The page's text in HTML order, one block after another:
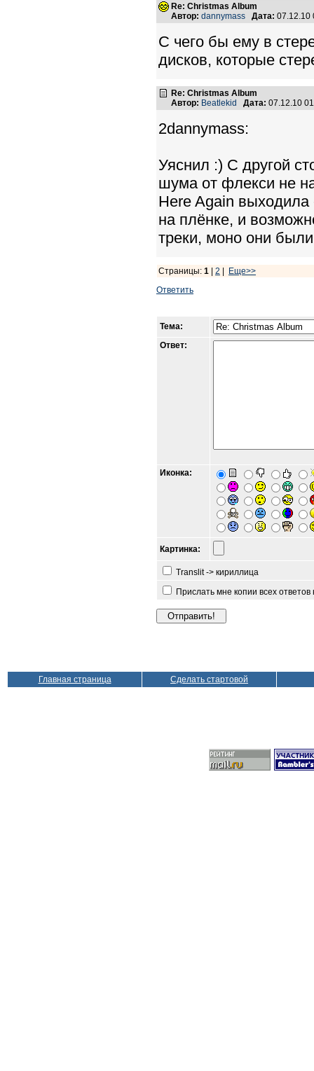
Re: Christmas Album
Автор: dannymass Дата:
С чего бы ему в
дисков, которые
Re: Christmas Album
Автор: Beatlekid Дата: 07.12.10
2dannymass:
Уяснил :) С другой
шума от флекси не
Here Again
на плёнке, и
треки, моно они
Страницы: 1 2
Еще>>
Ответить
Тема:
Ответ:
Иконка:
Картинка:
Translit -> кириллица
Прислать мне копии всех
Главная страница Сделать стартовой